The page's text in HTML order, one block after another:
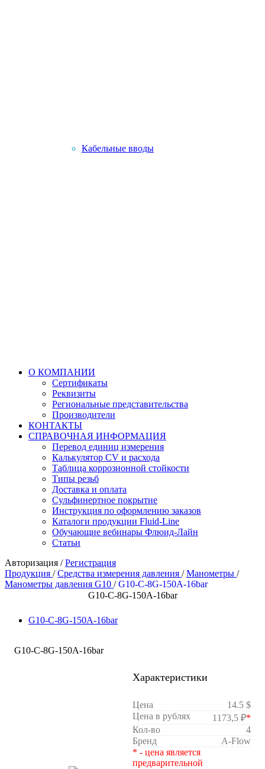
Кабельные вводы
О КОМПАНИИ
Сертификаты
Реквизиты
Региональные представительства
Производители
КОНТАКТЫ
СПРАВОЧНАЯ ИНФОРМАЦИЯ
Перевод единиц измерения
Калькулятор CV и расхода
Таблица коррозионной стойкости
Типы резьб
Доставка и оплата
Сульфинертное покрытие
Инструкция по оформлению заказов
Каталоги продукции Fluid-Line
Обучающие вебинары Флюид-Лайн
Статьи
Авторизация /Регистрация
Продукция /Средства измерения давления /Манометры /
Манометры давления G10 /G10-C-8G-150A-16bar
G10-C-8G-150A-16bar
G10-C-8G-150A-16bar
G10-C-8G-150A-16bar
Характеристики
Цена
14.5 $
Цена в рублях
1173,5 ₽*
Кол-во
4
Бренд
A-Flow
* - цена является
предварительной